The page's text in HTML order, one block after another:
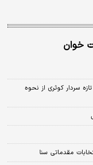
خوان
سردار کوثری از نحوه
مقدماتی سنا